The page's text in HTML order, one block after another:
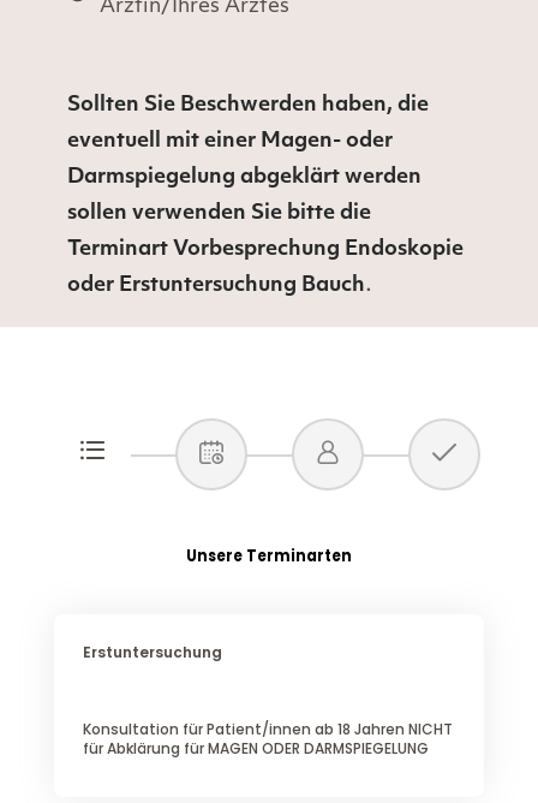
Ärztin/Ihres Arztes
Sollten Sie Beschwerden haben, die
eventuell mit einer Magen- oder
Darmspiegelung abgeklärt werden
sollen verwenden Sie bitte die
Terminart Vorbesprechung Endoskopie
oder Erstuntersuchung Bauch.